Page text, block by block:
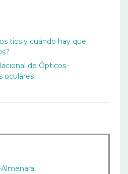
tics y cuándo hay que
de Ópticos-
oculares